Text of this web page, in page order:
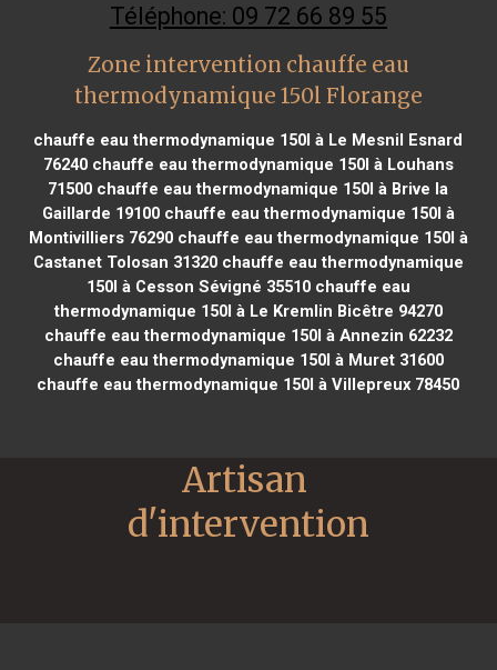
Téléphone: 09 72 66 89 55
Zone intervention chauffe eau
thermodynamique 150l Florange
chauffe eau thermodynamique 150l à Le Mesnil Esnard
76240chauffe eau thermodynamique 150l à Louhans
71500 chauffe eau thermodynamique 150l à Brive la
Gaillarde 19100chauffe eau thermodynamique 150l à
Montivilliers 76290chauffe eau thermodynamique 150l à
Castanet Tolosan 31320chauffe eau thermodynamique
150l à Cesson Sévigné 35510chauffe eau
thermodynamique 150l à Le Kremlin Bicêtre 94270
chauffe eau thermodynamique 150l à Annezin 62232
chauffe eau thermodynamique 150l à Muret 31600
chauffe eau thermodynamique 150l à Villepreux 78450
Artisan
d'intervention